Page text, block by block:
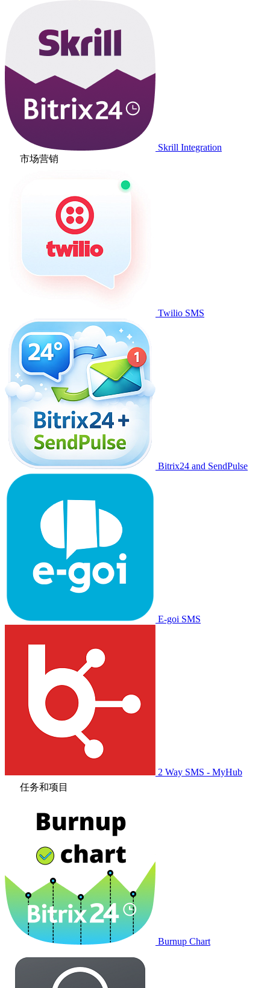
Skrill Integration
市场营销
Twilio SMS
Bitrix24 and SendPulse
E-goi SMS
2 Way SMS - MyHub
任务和项目
Burnup Chart